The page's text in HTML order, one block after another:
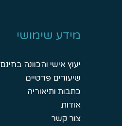
מידע שימושי
יעוץ אישי והכוונה בחינם
שיעורים פרטיים
כתבות ותיאוריה
אודות
צור קשר